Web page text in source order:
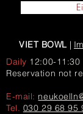
VIET BOWL |
Daily 12:00-11:30
Reservation not
E-mail:
Tel. 030 29 68 95